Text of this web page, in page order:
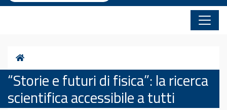
Home
“Storie e futuri di fisica”: la ricerca
scientifica accessibile a tutti